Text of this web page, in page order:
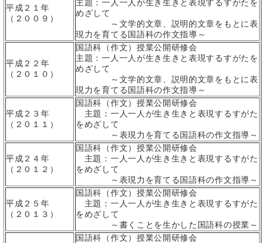
平成２１年
（２００９）
主題：一人一人が生き生きと表現するすがたを
めざして
～文学的文章、説明的文章をもとに表
現力を育てる国語科の作文指導～
平成２２年
（２０１０）
国語科（作文）授業公開研修会
主題：一人一人が生き生きと表現するすがたを
めざして
～文学的文章、説明的文章をもとに表
現力を育てる国語科の作文指導～
平成２３年
（２０１１）
国語科（作文）授業公開研修会
主題：一人一人が生き生きと表現するすがた
をめざして
～表現力を育てる国語科の作文指導～
平成２４年
（２０１２）
国語科（作文）授業公開研修会
主題：一人一人が生き生きと表現するすがた
をめざして
～表現力を育てる国語科の作文指導～
平成２５年
（２０１３）
国語科（作文）授業公開研修会
主題：一人一人が生き生きと表現するすがた
をめざして
～書くことを生かした国語科の授業～
国語科（作文）授業公開研修会